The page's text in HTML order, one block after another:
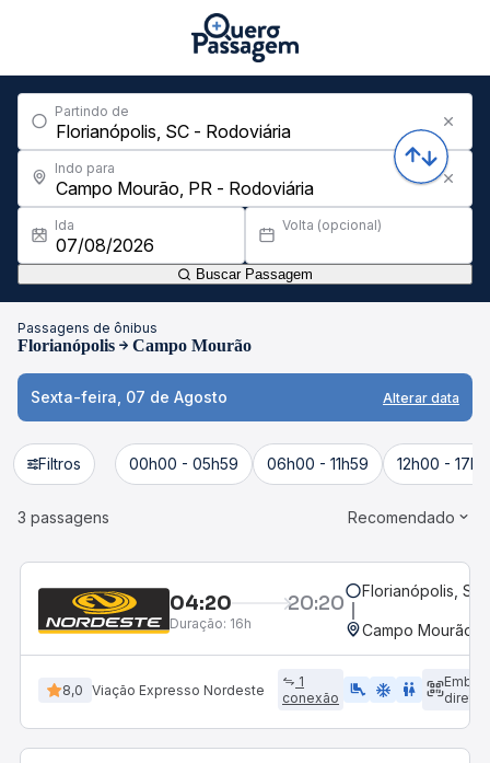
Partindo de
Indo para
Ida Volta (opcional)
Buscar Passagem
Passagens de ônibus
Florianópolis Campo Mourão
Sexta-feira, 07 de Agosto Alterar data
Filtros 00h00 - 05h59 06h00 - 11h59 12h00 -
3 passagens Recomendado
04:20 20:20
Duração: 16h
Florianópolis, SC
Campo Mourão,
8,0 Viação Expresso Nordeste
1
conexão
airline_seat_legroom_extra ac_unit WC
direto